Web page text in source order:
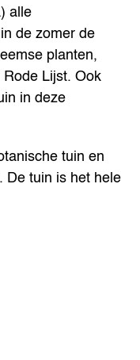
alle
de zomer de
planten,
Lijst. Ook
in deze
tuin en
De tuin is het hele